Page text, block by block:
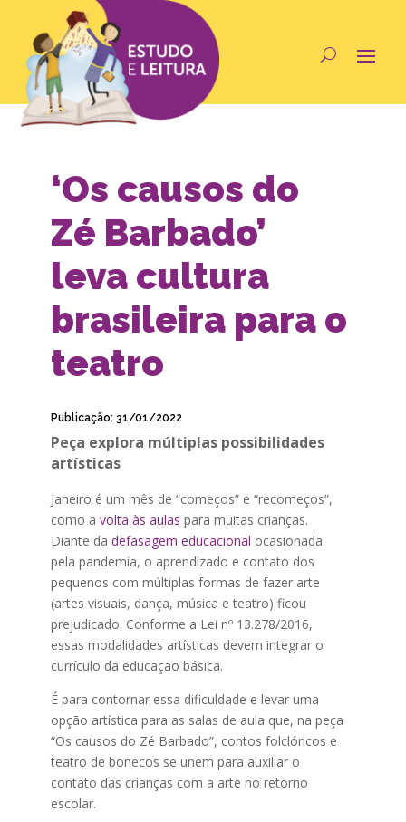
‘Os causos do
Zé Barbado’
leva cultura
brasileira para o
teatro
Publicação: 31/01/2022
Peça explora múltiplas possibilidades
artísticas
Janeiro é um mês de “começos” e “recomeços”,
como a volta às aulas para muitas crianças.
Diante da defasagem educacional ocasionada
pela pandemia, o aprendizado e contato dos
pequenos com múltiplas formas de fazer arte
(artes visuais, dança, música e teatro) ficou
prejudicado. Conforme a Lei nº 13.278/2016,
essas modalidades artísticas devem integrar o
currículo da educação básica.
É para contornar essa dificuldade e levar uma
opção artística para as salas de aula que, na peça
“Os causos do Zé Barbado”, contos folclóricos e
teatro de bonecos se unem para auxiliar o
contato das crianças com a arte no retorno
escolar.